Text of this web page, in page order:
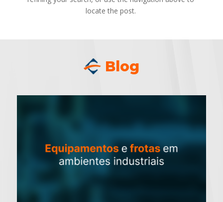
locate the post.
Blog